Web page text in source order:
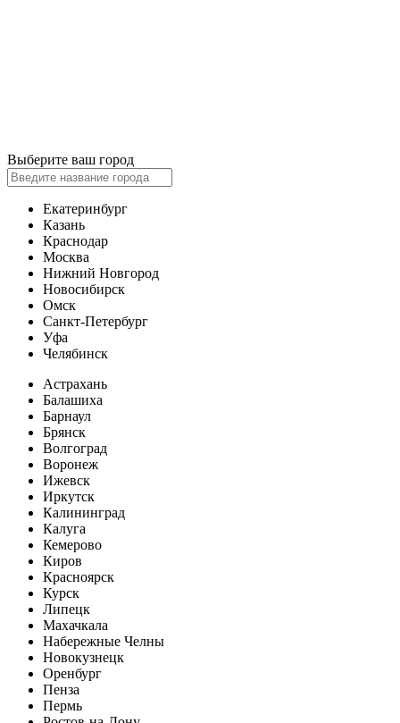
Выберите ваш город
Екатеринбург
Казань
Краснодар
Москва
Нижний Новгород
Новосибирск
Омск
Санкт-Петербург
Уфа
Челябинск
Астрахань
Балашиха
Барнаул
Брянск
Волгоград
Воронеж
Ижевск
Иркутск
Калининград
Калуга
Кемерово
Киров
Красноярск
Курск
Липецк
Махачкала
Набережные Челны
Новокузнецк
Оренбург
Пенза
Пермь